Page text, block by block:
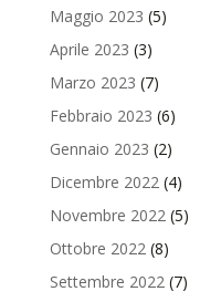
Maggio 2023 (5)
Aprile 2023 (3)
Marzo 2023 (7)
Febbraio 2023 (6)
Gennaio 2023 (2)
Dicembre 2022 (4)
Novembre 2022 (5)
Ottobre 2022 (8)
Settembre 2022 (7)